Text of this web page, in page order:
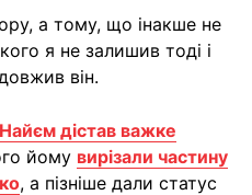
а тому, що інакше не
я не залишив тоді і
він.
дістав важке
йому вирізали частину
, а пізніше дали статус